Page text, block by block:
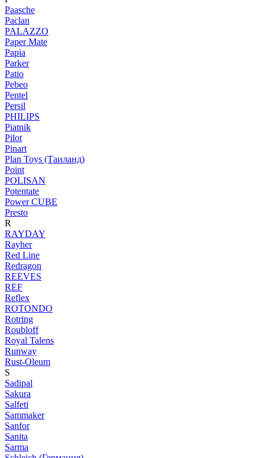
Paasche
Paclan
PALAZZO
Paper Mate
Papia
Parker
Patio
Pebeo
Pentel
Persil
PHILIPS
Piatnik
Pilot
Pinart
Plan Toys (Таиланд)
Point
POLISAN
Potentate
Power CUBE
Presto
R
RAYDAY
Rayher
Red Line
Redragon
REEVES
REF
Reflex
ROTONDO
Rotring
Roubloff
Royal Talens
Runway
Rust-Oleum
S
Sadipal
Sakura
Salfeti
Sammaker
Sanfor
Sanita
Sarma